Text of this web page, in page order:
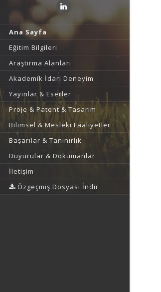
Ana Sayfa
Eğitim Bilgileri
Araştırma Alanları
Akademik İdari Deneyim
Yayınlar & Eserler
Proje & Patent & Tasarım
Bilimsel & Mesleki Faaliyetler
Başarılar & Tanınırlık
Duyurular & Dokümanlar
İletişim
Özgeçmiş Dosyası İndir